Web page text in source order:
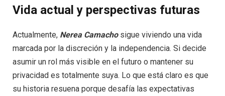
Vida actual y perspectivas futuras
Actualmente, Nerea Camachosigue viviendo una vida
marcada por la discreción y la independencia. Si decide
asumir un rol más visible en el futuro o mantener su
privacidad es totalmente suya. Lo que está claro es que
su historia resuena porque desafía las expectativas